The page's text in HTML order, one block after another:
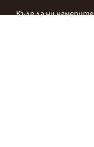
Къде да ни намерите